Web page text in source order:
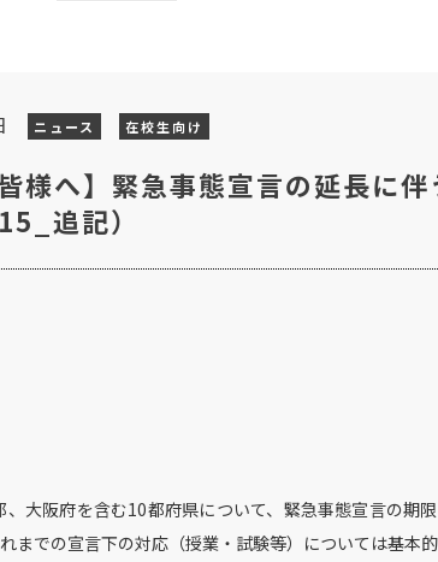
ニュース 在校生向け
様へ】緊急事態宣言の延長に
追記）
、大阪府を含む10都府県について、緊急事態宣言の期
までの宣言下の対応（授業・試験等）については基本